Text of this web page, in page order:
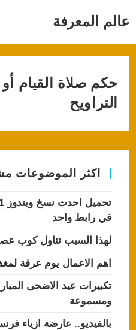
عالم المعرفة
حكم صلاة القيام
التراويح
اكثر الموضوعات
في رابط واحد
لهذا السبب تناول كوب
اهم الاعمال يوم عرفة
تكبيرات عيد الاضحى
ومسموعة
بالفيديو.. عارضة ازياء